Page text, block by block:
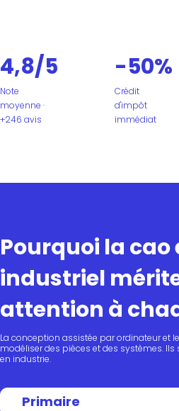
4,8/5
Note
moyenne ·
+246 avis
-50%
Crédit
d'impôt
immédiat
Pourquoi la cao
industriel
attention à
La conception assistée par ordinateur et
modéliser des pièces et des systèmes.
en industrie.
Primaire